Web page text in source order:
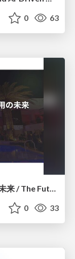
0 63
AWS DevOps Agentで見えた運用の未来 / The Future of Operations with AWS DevOps Agent
0 33